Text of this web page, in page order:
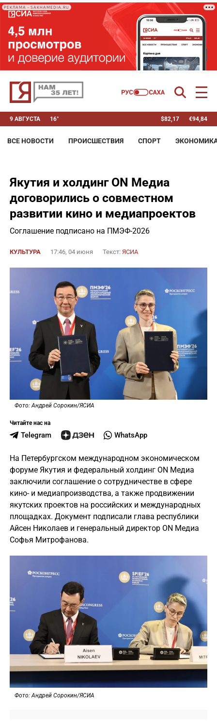
РЕКЛАМА • SAKHAMEDIA.RU
9 АВГУСТА 16° $82,17 €94,84
ВСЕ НОВОСТИ ПРОИСШЕСТВИЯ СПОРТ
Якутия и холдинг ON Медиа
договорились о совместном
развитии кино и медиапроектов
Соглашение подписано на ПМЭФ-2026
КУЛЬТУРА 17:46, 04 июня Текст: ЯСИА
Фото: Андрей Сорокин/ЯСИА
Читайте нас на
Telegram WhatsApp
На Петербургском международном экономическом
форуме Якутия и федеральный холдинг ON Медиа
заключили соглашение о сотрудничестве в сфере
кино- и медиапроизводства, а также продвижении
якутских проектов на российских и международных
площадках. Документ подписали глава республики
Айсен Николаев и генеральный директор ON Медиа
Софья Митрофанова.
Фото: Андрей Сорокин/ЯСИА